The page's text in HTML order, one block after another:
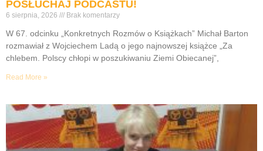
POSŁUCHAJ PODCASTU!
6 sierpnia, 2026 Brak komentarzy
W 67. odcinku „Konkretnych Rozmów o Książkach” Michał Barton
rozmawiał z Wojciechem Ladą o jego najnowszej książce „Za
chlebem. Polscy chłopi w poszukiwaniu Ziemi Obiecanej”,
Read More »